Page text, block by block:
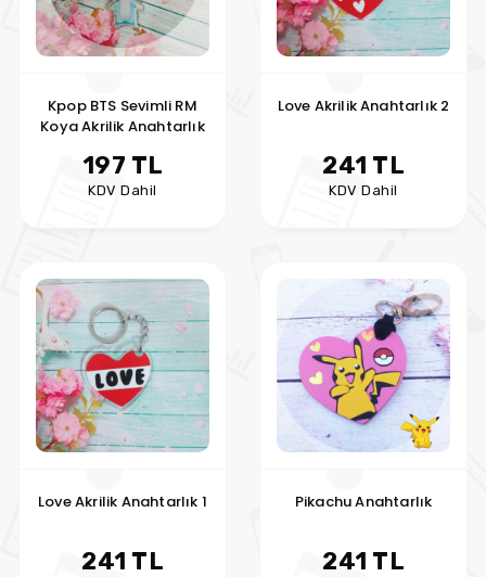
Kpop BTS Sevimli RM
Koya Akrilik Anahtarlık
197 TL
KDV Dahil
Love Akrilik Anahtarlık 2
241 TL
KDV Dahil
Love Akrilik Anahtarlık 1
241 TL
Pikachu Anahtarlık
241 TL